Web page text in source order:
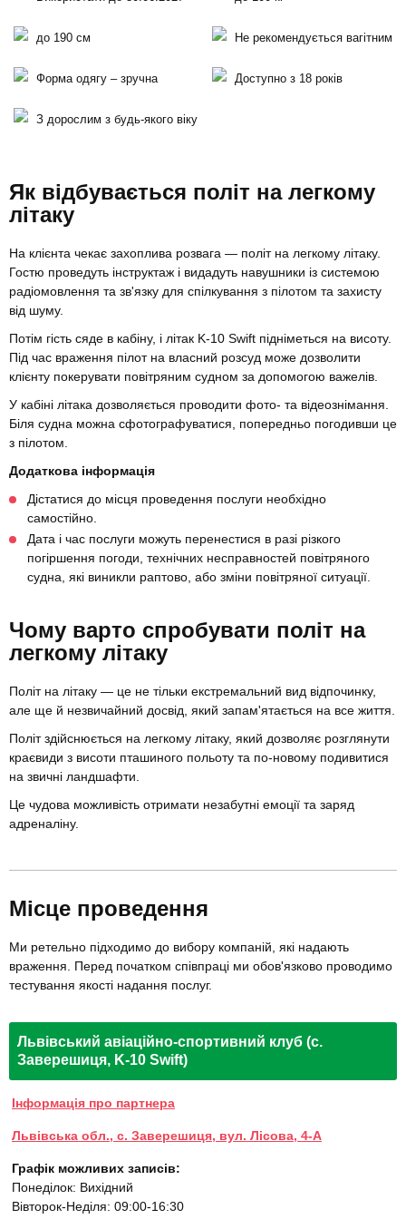
до 190 см Не рекомендується вагітним
Форма одягу – зручна Доступно з 18 років
З дорослим з будь-якого віку
Як відбувається політ на легкому
літаку
На клієнта чекає захоплива розвага — політ на легкому літаку.
Гостю проведуть інструктаж і видадуть навушники із системою
радіомовлення та зв'язку для спілкування з пілотом та захисту
від шуму.
Потім гість сяде в кабіну, і літак K-10 Swift підніметься на висоту.
Під час враження пілот на власний розсуд може дозволити
клієнту покерувати повітряним судном за допомогою важелів.
У кабіні літака дозволяється проводити фото- та відеознімання.
Біля судна можна сфотографуватися, попередньо погодивши це
з пілотом.
Додаткова інформація
Дістатися до місця проведення послуги необхідно
самостійно.
Дата і час послуги можуть перенестися в разі різкого
погіршення погоди, технічних несправностей повітряного
судна, які виникли раптово, або зміни повітряної ситуації.
Чому варто спробувати політ на
легкому літаку
Політ на літаку — це не тільки екстремальний вид відпочинку,
але ще й незвичайний досвід, який запам'ятається на все життя.
Політ здійснюється на легкому літаку, який дозволяє розглянути
краєвиди з висоти пташиного польоту та по-новому подивитися
на звичні ландшафти.
Це чудова можливість отримати незабутні емоції та заряд
адреналіну.
Місце проведення
Ми ретельно підходимо до вибору компаній, які надають
враження. Перед початком співпраці ми обов'язково проводимо
тестування якості надання послуг.
Львівський авіаційно-спортивний клуб (с.
Заверешиця, K-10 Swift)
Інформація про партнера
Львівська обл., с. Заверешиця, вул. Лісова, 4-А
Графік можливих записів:
Понеділок: Вихідний
Вівторок-Неділя: 09:00-16:30